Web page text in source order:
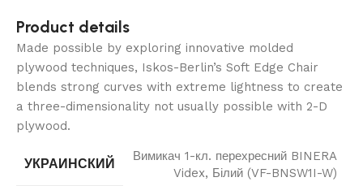
Product details
Made possible by exploring innovative molded
plywood techniques, Iskos-Berlin’s Soft Edge Chair
blends strong curves with extreme lightness to create
a three-dimensionality not usually possible with 2-D
plywood.
УКРАИНСКИЙ
Вимикач 1-кл. перехресний BINERA
Videx, Білий (VF-BNSW1I-W)